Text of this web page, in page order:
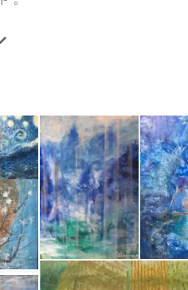
经验，也是一种不自觉
，不可否认的。如果艺
淡无奇。对一件包含着
面的作品来说，每个元
能是毫无关联的，可是
品中，它们之间就产生
系和关系，这不是对现
陈源初的一种视角和观
般的处理方式是艺术家